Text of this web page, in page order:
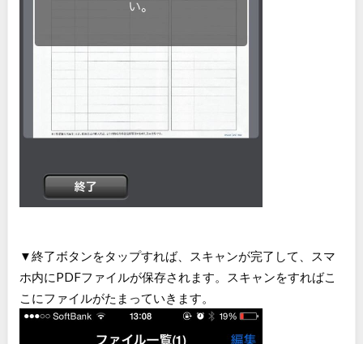
▼終了ボタンをタップすれば、スキャンが完了して、スマ
ホ内にPDFファイルが保存されます。スキャンをすればこ
こにファイルがたまっていきます。